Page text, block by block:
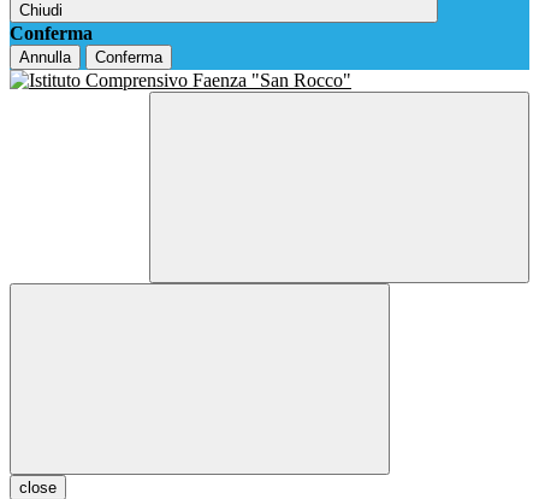
Chiudi
Conferma
Annulla Conferma
close